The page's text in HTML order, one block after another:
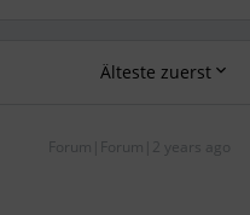
Älteste zuerst
Forum|Forum|2 years ago